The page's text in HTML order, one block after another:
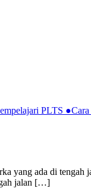
PLTS ●
yang ada di tengah
jalan […]